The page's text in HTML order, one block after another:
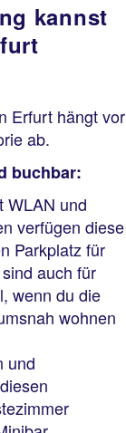
kannst
Erfurt hängt vor
ab.
buchbar:
WLAN und
verfügen diese
Parkplatz für
auch für
wenn du die
wohnen
und